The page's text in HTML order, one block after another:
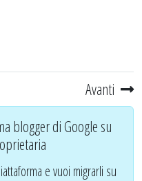
Avanti
blogger di Google su
e vuoi migrarli su